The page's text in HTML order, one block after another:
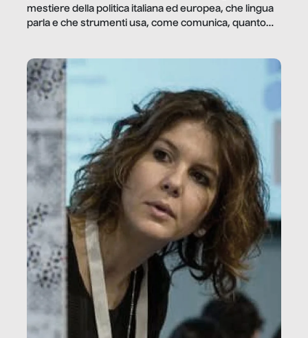
mestiere della politica italiana ed europea, che lingua
parla e che strumenti usa, come comunica, quanto